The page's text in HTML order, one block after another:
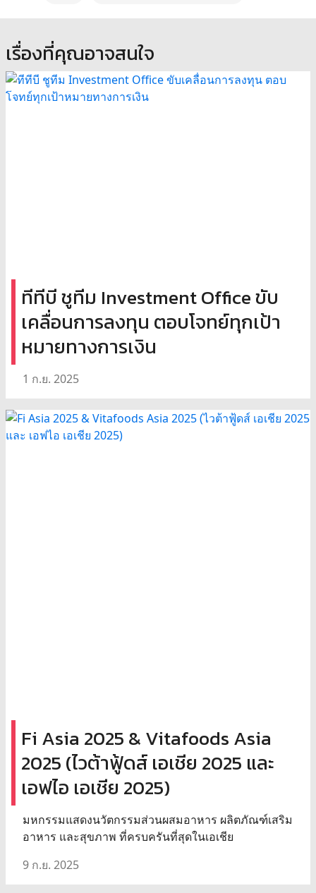
เรื่องที่คุณอาจสนใจ
ทีทีบี ชูทีม Investment Office ขับ
เคลื่อนการลงทุน ตอบโจทย์ทุกเป้า
หมายทางการเงิน
1 ก.ย. 2025
Fi Asia 2025 & Vitafoods Asia
2025 (ไวต้าฟู้ดส์ เอเชีย 2025 และ
เอฟไอ เอเชีย 2025)
มหกรรมแสดงนวัตกรรมส่วนผสมอาหาร ผลิตภัณฑ์เสริม
อาหาร และสุขภาพ ที่ครบครันที่สุดในเอเชีย
9 ก.ย. 2025